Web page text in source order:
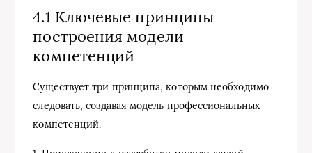
4.1 Ключевые принципы
построения модели
компетенций
Существует три принципа, которым необходимо
следовать, создавая модель профессиональных
компетенций.